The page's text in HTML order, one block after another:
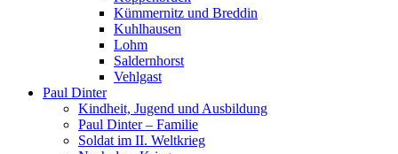
Kümmernitz und Breddin
Kuhlhausen
Lohm
Saldernhorst
Vehlgast
Paul Dinter
Kindheit, Jugend und Ausbildung
Paul Dinter – Familie
Soldat im II. Weltkrieg